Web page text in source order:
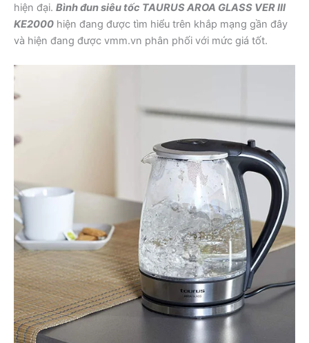
hiện đại. Bình đun siêu tốc TAURUS AROA GLASS VER III
KE2000 hiện đang được tìm hiểu trên khắp mạng gần đây
và hiện đang được vmm.vn phân phối với mức giá tốt.